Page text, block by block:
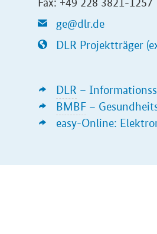
Fax: +49 228 3821-1257
ge@dlr.de
DLR Projektträger
DLR –
BMBF –
easy-Online: